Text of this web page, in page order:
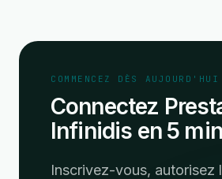
COMMENCEZ DÈS AUJOURD'HUI
Connectez
Infinidis en 5
Inscrivez-vous, autorisez